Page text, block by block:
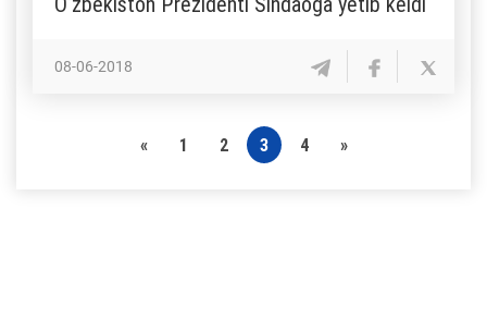
08-06-2018
« 1 2 3 4 »